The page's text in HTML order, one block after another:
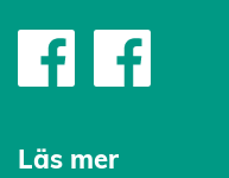
Läs mer